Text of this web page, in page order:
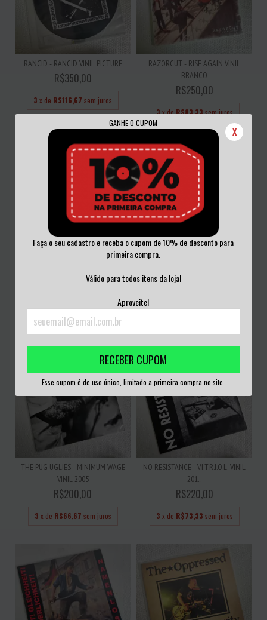
GANHE O CUPOM
X
Faça o seu cadastro e receba o cupom de 10% de desconto para
primeira compra.
Válido para todos itens da loja!
Aproveite!
RECEBER CUPOM
Esse cupom é de uso único, limitado a primeira compra no site.
RANCID - RANCID VINIL PICTURE
R$350,00
3 x de R$116,67 sem juros
RAZORCUT - RISE AGAIN VINIL
BRANCO
R$250,00
3x deR$83,33sem juros
BULLETPROOF VINIL 2...
VINIL 1999
THE PUG UGLIES - MINIMUM WAGE
VINIL 2005
R$200,00
3 x de R$66,67 sem juros
NO RESISTANCE - V.I.T.R.I.O.L. VINIL
201...
R$220,00
3 x de R$73,33 sem juros